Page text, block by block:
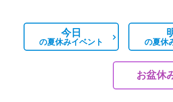
今日
の夏休みイベント の夏休
お盆休